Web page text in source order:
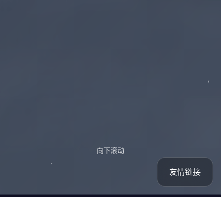
向下滚动
友情链接